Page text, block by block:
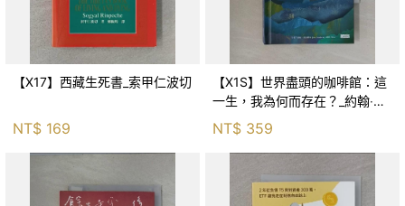
【X17】西藏生死書_索甲仁波切
NT$ 169
【X1S】世界盡頭的咖啡館：這
一生，我為何而存在？_約翰‧史
崔勒基, Elsa
NT$ 359